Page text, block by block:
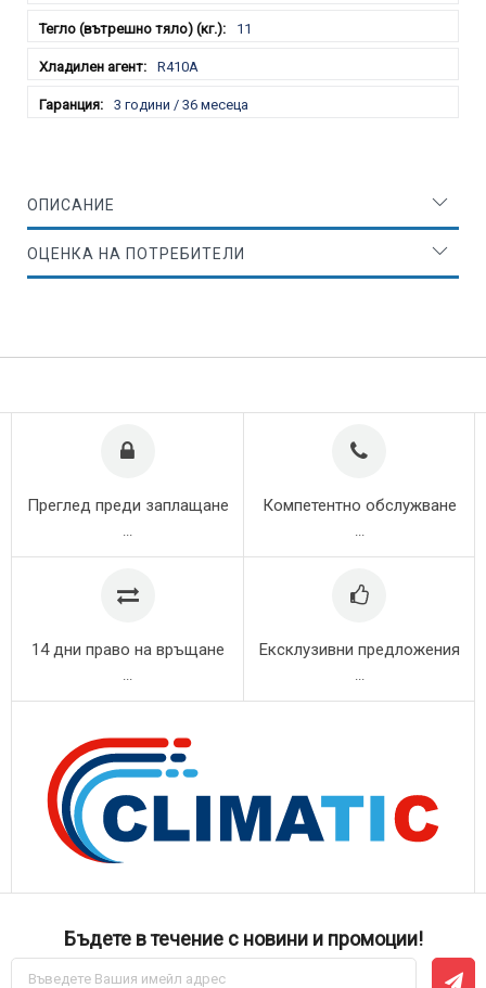
11
R410A
3 години / 36 месеца
ОПИСАНИЕ
ОЦЕНКА НА ПОТРЕБИТЕЛИ
Преглед преди заплащане Компетентно обслужване
14 дни право на връщане Ексклузивни предложения
Бъдете в течение с новини и промоции!
Абонирай